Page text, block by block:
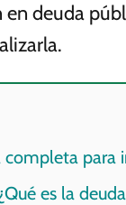
en deuda
completa para
es la